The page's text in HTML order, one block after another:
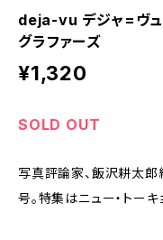
deja-vu デジャ=ヴュ
グラファーズ
¥1,320
SOLD OUT
写真評論家、飯沢耕太
号。特集はニュー・トーキ